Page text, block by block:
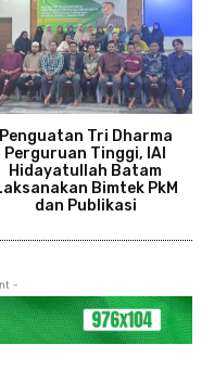
Penguatan Tri Dharma
Perguruan Tinggi, IAI
Hidayatullah Batam
Bimtek PkM
dan Publikasi
-